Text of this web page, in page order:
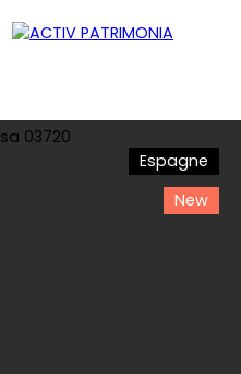
Espagne
New